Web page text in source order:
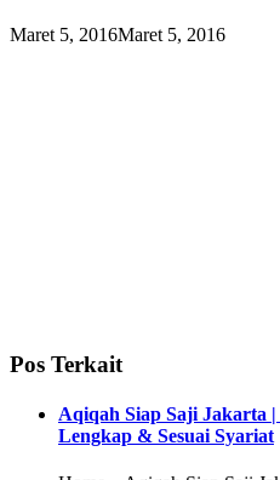
Maret 5, 2016Maret 5, 2016
Pos Terkait
Aqiqah Siap Saji Jakarta
Lengkap & Sesuai Syariat